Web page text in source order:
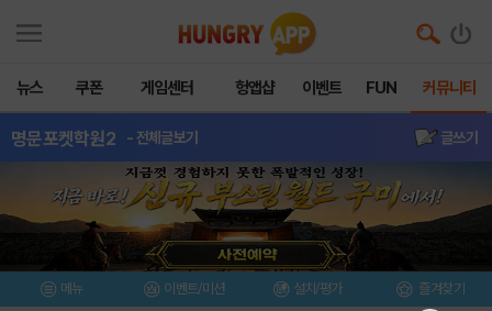
뉴스 쿠폰 게임센터 헝앱샵 이벤트 FUN 커뮤니티
명문포켓학원2 - 전체글보기 글쓰기
메뉴 이벤트/미션 설치/평가 즐겨찾기